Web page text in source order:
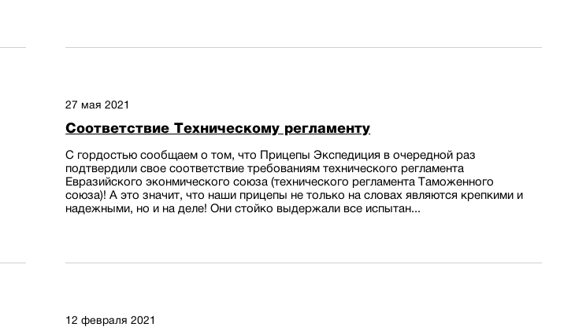
27 мая 2021
Соответствие Техническому регламенту
С гордостью сообщаем о том, что Прицепы Экспедиция в очередной раз
подтвердили свое соответствие требованиям технического регламента
Евразийского эконмического союза (технического регламента Таможенного
союза)! А это значит, что наши прицепы не только на словах являются крепкими и
надежными, но и на деле! Они стойко выдержали все испытан...
12 февраля 2021